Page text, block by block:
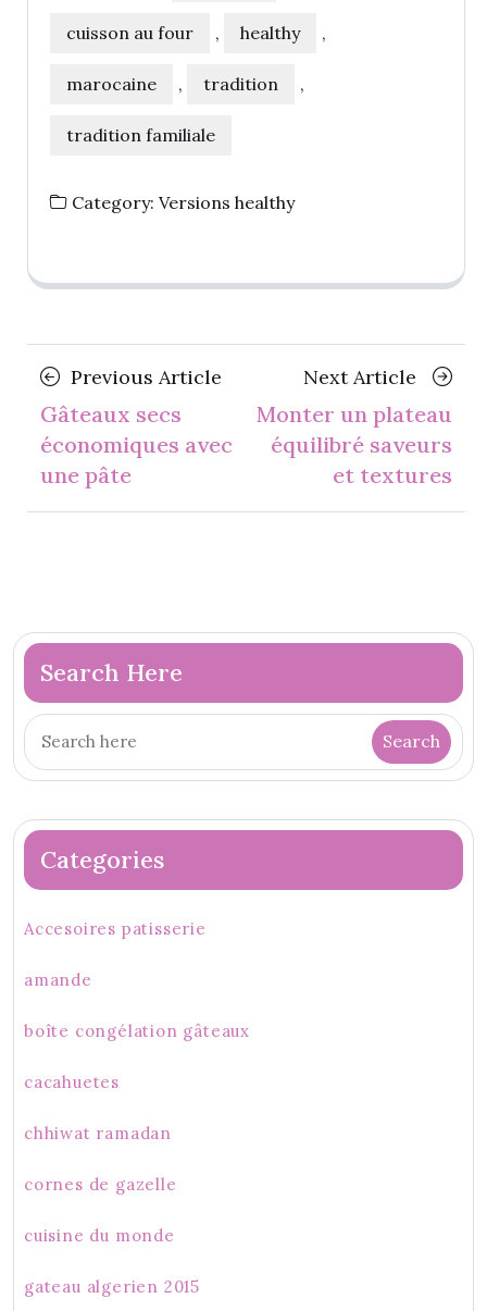
cuisson au four , healthy ,
marocaine , tradition ,
tradition familiale
Category: Versions healthy
Posts
navigation
Previous Article
Article
Gâteaux secs
économiques avec
une pâte
Next Article
Next
Monter un plateau
équilibré saveurs
et textures
Search Here
Categories
Accesoires patisserie
amande
boîte congélation gâteaux
cacahuetes
chhiwat ramadan
cornes de gazelle
cuisine du monde
gateau algerien 2015